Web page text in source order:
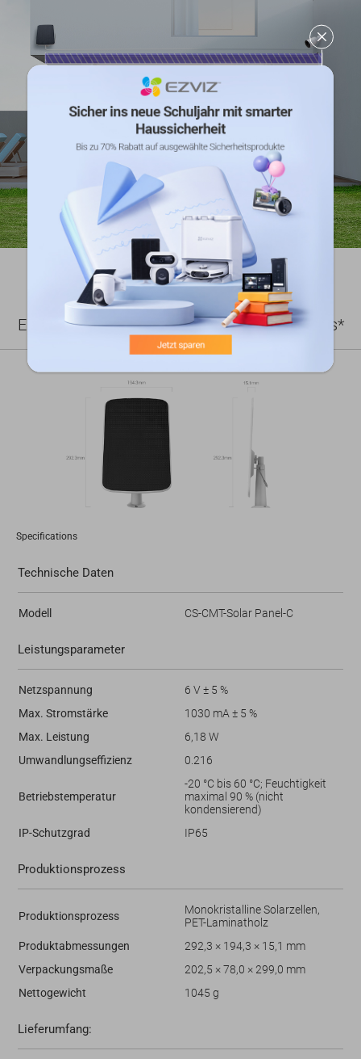
Bis zu 4 Meter
Solar-Ladegerät
Entwickelt für akkubetriebene EZVIZ-Kameras*
Specifications
Technische Daten
Modell CS-CMT-Solar Panel-C
Leistungsparameter
Netzspannung
6 V ± 5 %
Max. Stromstärke
1030 mA ± 5 %
Max. Leistung
6,18 W
Umwandlungseffizienz
0.216
Betriebstemperatur
-20 °C bis 60 °C; Feuchtigkeit
maximal 90 % (nicht
kondensierend)
IP-Schutzgrad
IP65
Produktionsprozess
Produktionsprozess
Monokristalline Solarzellen,
PET-Laminatholz
Produktabmessungen
292,3 × 194,3 × 15,1 mm
Verpackungsmaße
202,5 × 78,0 × 299,0 mm
Nettogewicht
1045 g
Lieferumfang: